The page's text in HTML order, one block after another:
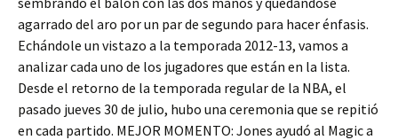
agarrado del aro por un par de segundo para hacer énfasis.
Echándole un vistazo a la temporada 2012-13, vamos a
analizar cada uno de los jugadores que están en la lista.
Desde el retorno de la temporada regular de la NBA, el
pasado jueves 30 de julio, hubo una ceremonia que se repitió
en cada partido. MEJOR MOMENTO: Jones ayudó al Magic a